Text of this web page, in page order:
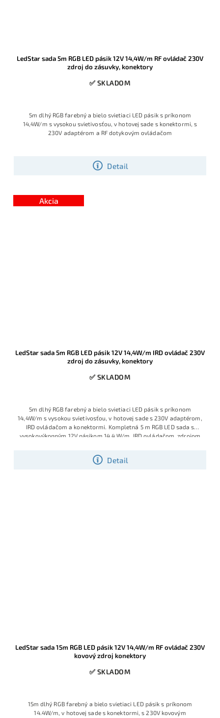
LedStar sada 5m RGB LED pásik 12V 14,4W/m RF ovládač 230V
zdroj do zásuvky, konektory
✅ SKLADOM
Detail
5m dlhý RGB farebný a bielo svietiaci LED pásik s príkonom
14,4W/m s vysokou svietivosťou, v hotovej sade s konektormi, s
230V adaptérom a RF dotykovým ovládačom
Akcia
LedStar sada 5m RGB LED pásik 12V 14,4W/m IRD ovládač 230V
zdroj do zásuvky, konektory
✅ SKLADOM
Detail
5m dlhý RGB farebný a bielo svietiaci LED pásik s príkonom
14,4W/m s vysokou svietivosťou, v hotovej sade s 230V adaptérom,
IRD ovládačom a konektormi. Kompletná 5 m RGB LED sada s
vysokovýkonným 12V pásikom 14,4 W/m, IRD ovládačom, zdrojom
profesionálny LED pásik s hustými diódami, značkovými čipmi
Sanan a pevným PCB podkladom s vyšším množstvom medi, vďaka
LedStar sada 15m RGB LED pásik 12V 14,4W/m RF ovládač 230V
kovový zdroj konektory
✅ SKLADOM
15m dlhý RGB farebný a bielo svietiaci LED pásik s príkonom
14.4W/m, v hotovej sade s konektormi, s 230V kovovým